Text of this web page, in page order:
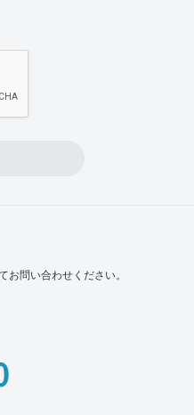
問い合わせください。